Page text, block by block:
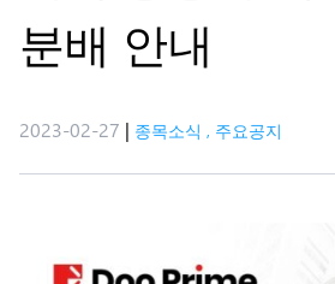
분배 안내
2023-02-27 | 종목소식 , 주요공지